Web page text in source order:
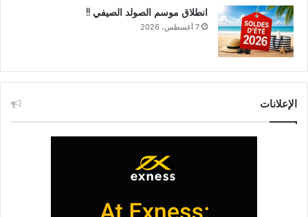
انطلاق موسم الصولد الصيفي !!
7 أغسطس، 2026
الإعلانات